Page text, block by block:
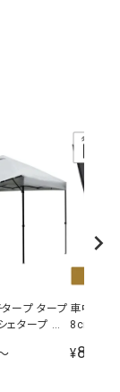
タープ タープ
ェタープ ホ
ト 風よけ
車中泊マ
8cm厚 エ
¥8,980